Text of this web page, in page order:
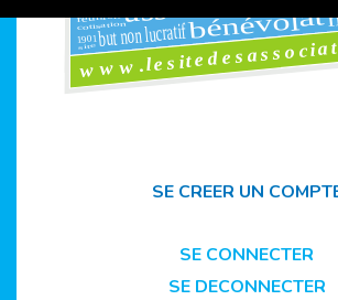
but non lucratif
1901
site
cotisation bénévo at
l
SE CREER UN
SE CONNECTER
SE DECONNECTER